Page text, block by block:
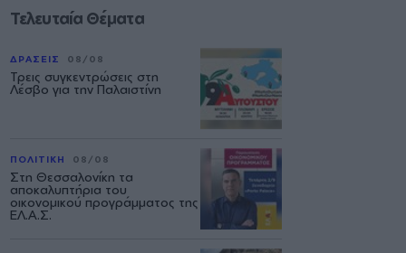
Τελευταία Θέματα
ΔΡΑΣΕΙΣ 08/08
Τρεις συγκεντρώσεις στη
Λέσβο για την Παλαιστίνη
ΠΟΛΙΤΙΚΗ 08/08
Στη Θεσσαλονίκη τα
αποκαλυπτήρια του
οικονομικού προγράμματος της
ΕΛ.Α.Σ.